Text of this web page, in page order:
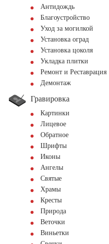
Антидождь
Благоустройство
Уход за могилкой
Установка оград
Установка цоколя
Укладка плитки
Ремонт и Реставрация
Демонтаж
Гравировка
Картинки
Лицевое
Обратное
Шрифты
Иконы
Ангелы
Святые
Храмы
Кресты
Природа
Веточки
Виньетки